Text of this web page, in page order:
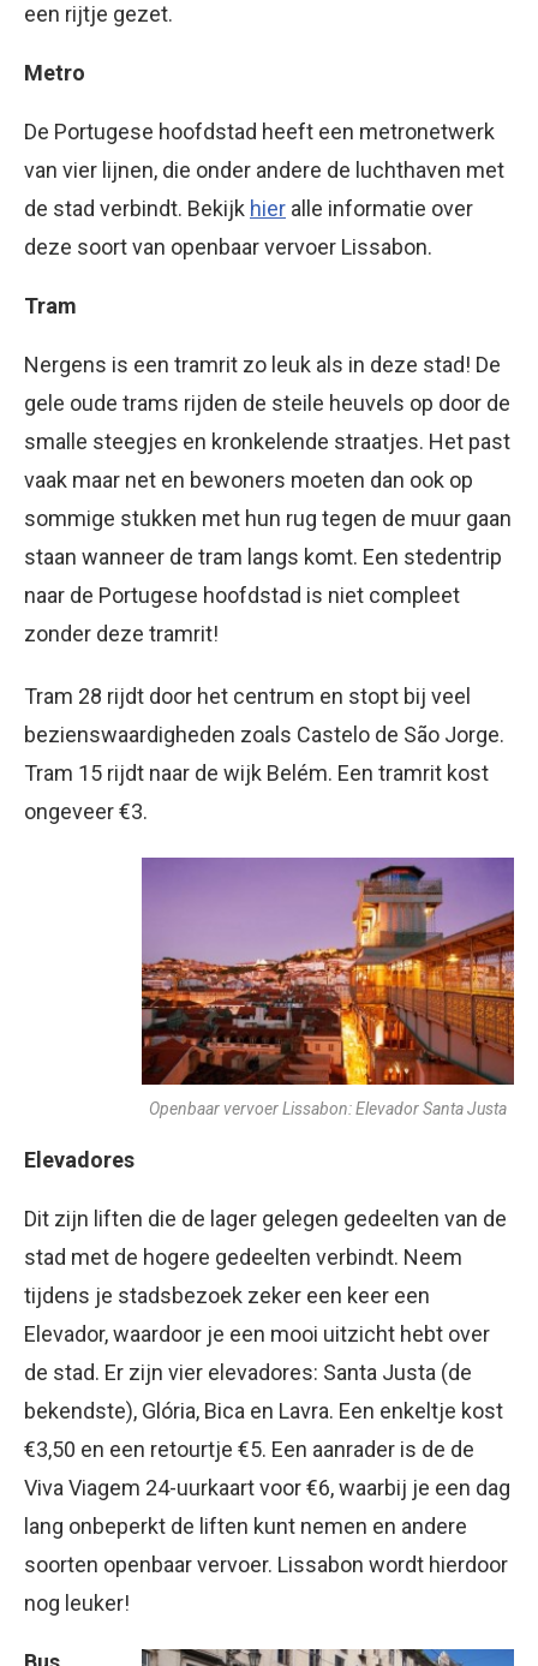
een rijtje gezet.
Metro
De Portugese hoofdstad heeft een metronetwerk
van vier lijnen, die onder andere de luchthaven met
de stad verbindt. Bekijk hier alle informatie over
deze soort van openbaar vervoer Lissabon.
Tram
Nergens is een tramrit zo leuk als in deze stad! De
gele oude trams rijden de steile heuvels op door de
smalle steegjes en kronkelende straatjes. Het past
vaak maar net en bewoners moeten dan ook op
sommige stukken met hun rug tegen de muur gaan
staan wanneer de tram langs komt. Een stedentrip
naar de Portugese hoofdstad is niet compleet
zonder deze tramrit!
Tram 28 rijdt door het centrum en stopt bij veel
bezienswaardigheden zoals Castelo de São Jorge.
Tram 15 rijdt naar de wijk Belém. Een tramrit kost
ongeveer €3.
Openbaar vervoer Lissabon: Elevador Santa Justa
Elevadores
Dit zijn liften die de lager gelegen gedeelten van de
stad met de hogere gedeelten verbindt. Neem
tijdens je stadsbezoek zeker een keer een
Elevador, waardoor je een mooi uitzicht hebt over
de stad. Er zijn vier elevadores: Santa Justa (de
bekendste), Glória, Bica en Lavra. Een enkeltje kost
€3,50 en een retourtje €5. Een aanrader is de de
Viva Viagem 24-uurkaart voor €6, waarbij je een dag
lang onbeperkt de liften kunt nemen en andere
soorten openbaar vervoer. Lissabon wordt hierdoor
nog leuker!